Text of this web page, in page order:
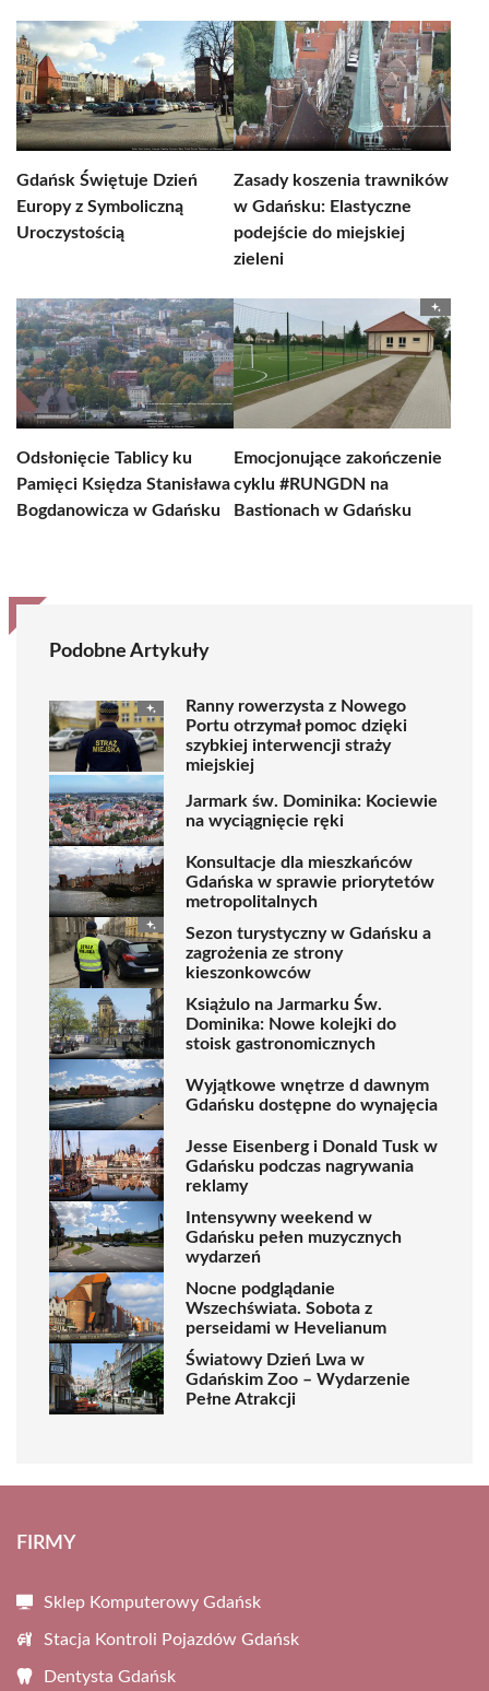
Gdańsk Świętuje Dzień
Europy z Symboliczną
Uroczystością
Zasady koszenia trawników
w Gdańsku: Elastyczne
podejście do miejskiej
zieleni
Odsłonięcie Tablicy ku
Pamięci Księdza Stanisława
Bogdanowicza w Gdańsku
Emocjonujące zakończenie
cyklu #RUNGDN na
Bastionach w Gdańsku
Podobne Artykuły
Ranny rowerzysta z Nowego
Portu otrzymał pomoc dzięki
szybkiej interwencji straży
miejskiej
Jarmark św. Dominika: Kociewie
na wyciągnięcie ręki
Konsultacje dla mieszkańców
Gdańska w sprawie priorytetów
metropolitalnych
Sezon turystyczny w Gdańsku a
zagrożenia ze strony
kieszonkowców
Książulo na Jarmarku Św.
Dominika: Nowe kolejki do
stoisk gastronomicznych
Wyjątkowe wnętrze d dawnym
Gdańsku dostępne do wynajęcia
Jesse Eisenberg i Donald Tusk w
Gdańsku podczas nagrywania
reklamy
Intensywny weekend w
Gdańsku pełen muzycznych
wydarzeń
Nocne podglądanie
Wszechświata. Sobota z
perseidami w Hevelianum
Światowy Dzień Lwa w
Gdańskim Zoo – Wydarzenie
Pełne Atrakcji
FIRMY
Sklep Komputerowy Gdańsk
Stacja Kontroli Pojazdów Gdańsk
Dentysta Gdańsk